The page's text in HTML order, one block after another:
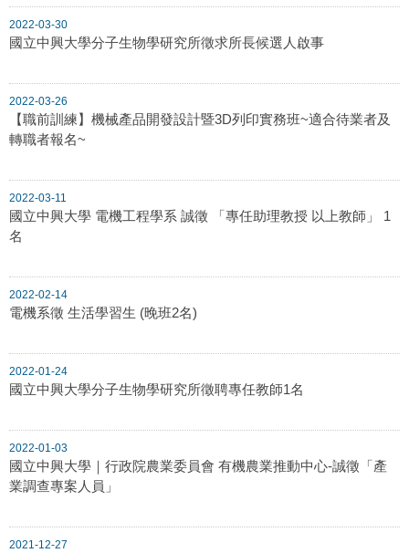
2022-03-30
國立中興大學分子生物學研究所徵求所長候選人啟事
2022-03-26
【職前訓練】機械產品開發設計暨3D列印實務班~適合待業者及
轉職者報名~
2022-03-11
國立中興大學 電機工程學系 誠徵 「專任助理教授 以上教師」 1
名
2022-02-14
電機系徵 生活學習生 (晚班2名)
2022-01-24
國立中興大學分子生物學研究所徵聘專任教師1名
2022-01-03
國立中興大學｜行政院農業委員會 有機農業推動中心-誠徵「產
業調查專案人員」
2021-12-27